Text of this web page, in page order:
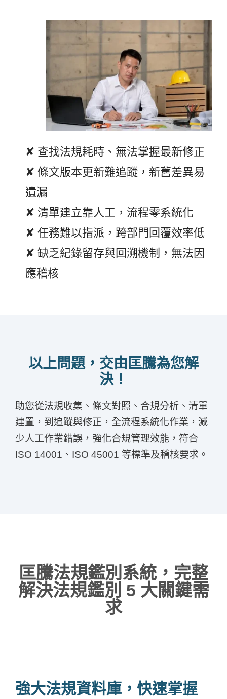
✘ 查找法規耗時、無法掌握最新修正
✘ 條文版本更新難追蹤，新舊差異易
遺漏
✘ 清單建立靠人工，流程零系統化
✘ 任務難以指派，跨部門回覆效率低
✘ 缺乏紀錄留存與回溯機制，無法因
應稽核
以上問題，交由匡騰為您解
決！
助您從法規收集、條文對照、合規分析、清單
建置，到追蹤與修正，全流程系統化作業，減
少人工作業錯誤，強化合規管理效能，符合
ISO 14001、ISO 45001 等標準及稽核要求。
匡騰法規鑑別系統，完整
解決法規鑑別 5 大關鍵需
求
強大法規資料庫，快速掌握